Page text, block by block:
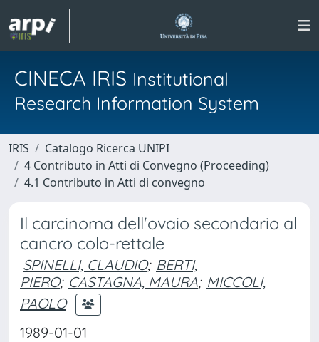
CINECA IRIS Institutional
Research Information System
IRIS
Catalogo Ricerca UNIPI
4 Contributo in Atti di Convegno (Proceeding)
4.1 Contributo in Atti di convegno
Il carcinoma dell'ovaio secondario al
cancro colo-rettale
SPINELLI, CLAUDIO; BERTI,
PIERO; CASTAGNA, MAURA; MICCOLI,
PAOLO
1989-01-01